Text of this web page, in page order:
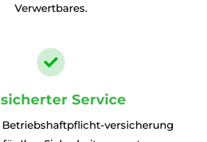
Verwertbares.

Service
Betriebshaftpflicht-versicherung